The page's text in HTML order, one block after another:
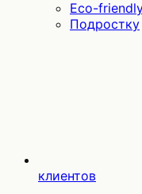
Eco-
Подростку
клиентов